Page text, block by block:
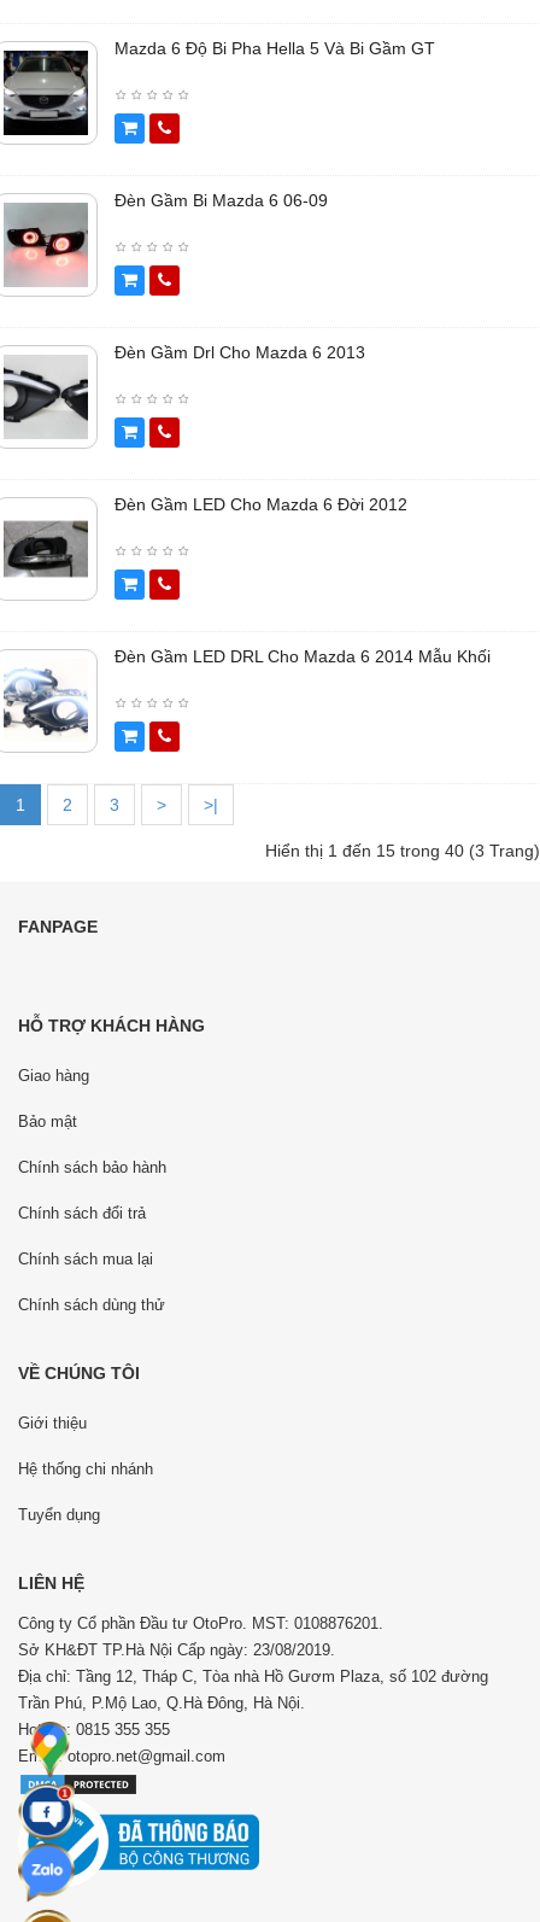
Mazda 6 Độ Bi Pha Hella 5 Và Bi Gầm GT
Đèn Gầm Bi Mazda 6 06-09
Đèn Gầm Drl Cho Mazda 6 2013
Đèn Gầm LED Cho Mazda 6 Đời 2012
Đèn Gầm LED DRL Cho Mazda 6 2014 Mẫu Khối
1 2 3 > >|
Hiển thị 1 đến 15 trong 40 (3 Trang)
FANPAGE
HỖ TRỢ KHÁCH HÀNG
Giao hàng
Bảo mật
Chính sách bảo hành
Chính sách đổi trả
Chính sách mua lại
Chính sách dùng thử
VỀ CHÚNG TÔI
Giới thiệu
Hệ thống chi nhánh
Tuyển dụng
LIÊN HỆ
Công ty Cổ phần Đầu tư OtoPro. MST: 0108876201.
Sở KH&ĐT TP.Hà Nội Cấp ngày: 23/08/2019.
Địa chỉ: Tầng 12, Tháp C, Tòa nhà Hồ Gươm Plaza, số 102 đường
Trần Phú, P.Mộ Lao, Q.Hà Đông, Hà Nội.
Hotline: 0815 355 355
Email: otopro.net@gmail.com